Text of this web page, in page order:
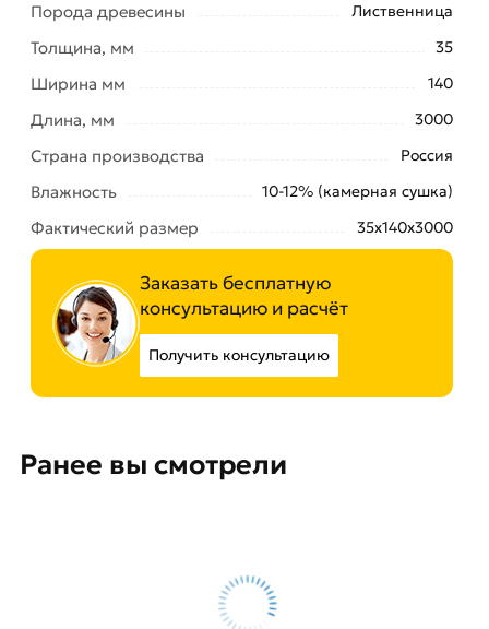
Порода древесины Лиственница
Толщина, мм 35
Ширина мм 140
Длина, мм 3000
Страна производства Россия
Влажность 10-12% (камерная сушка)
Фактический размер 35х140х3000
Заказать бесплатную
консультацию и расчёт
Получить консультацию
Ранее вы смотрели